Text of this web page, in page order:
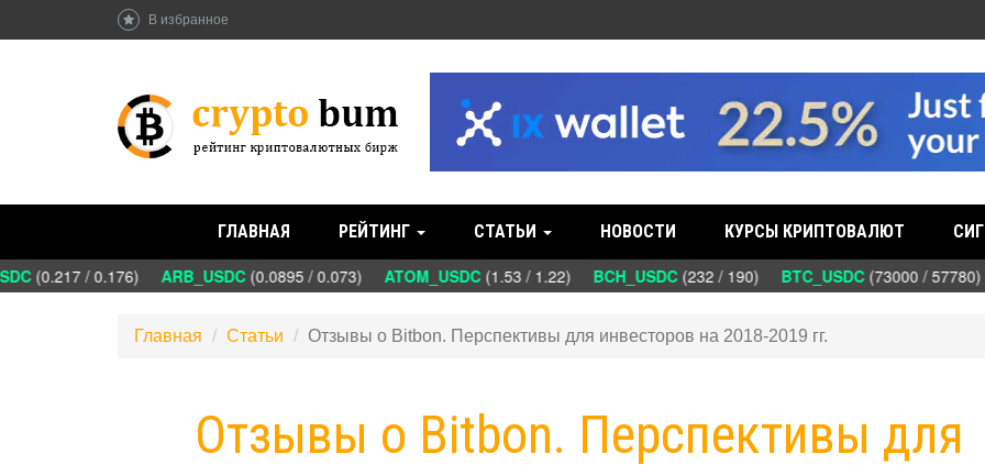
В избранное
ГЛАВНАЯ РЕЙТИНГ СТАТЬИ НОВОСТИ КУРСЫ КРИПТОВАЛЮТ
(0.217 / 0.176)ARB_USDC(0.0895 / 0.073)ATOM_USDC(1.53 / 1.22)BCH_USDC(232 / 190)BTC_USDC(73000 / 57780)
Главная Статьи Отзывы о Bitbon. Перспективы для инвесторов на 2018-2019 гг.
Отзывы о Bitbon. Перспективы для